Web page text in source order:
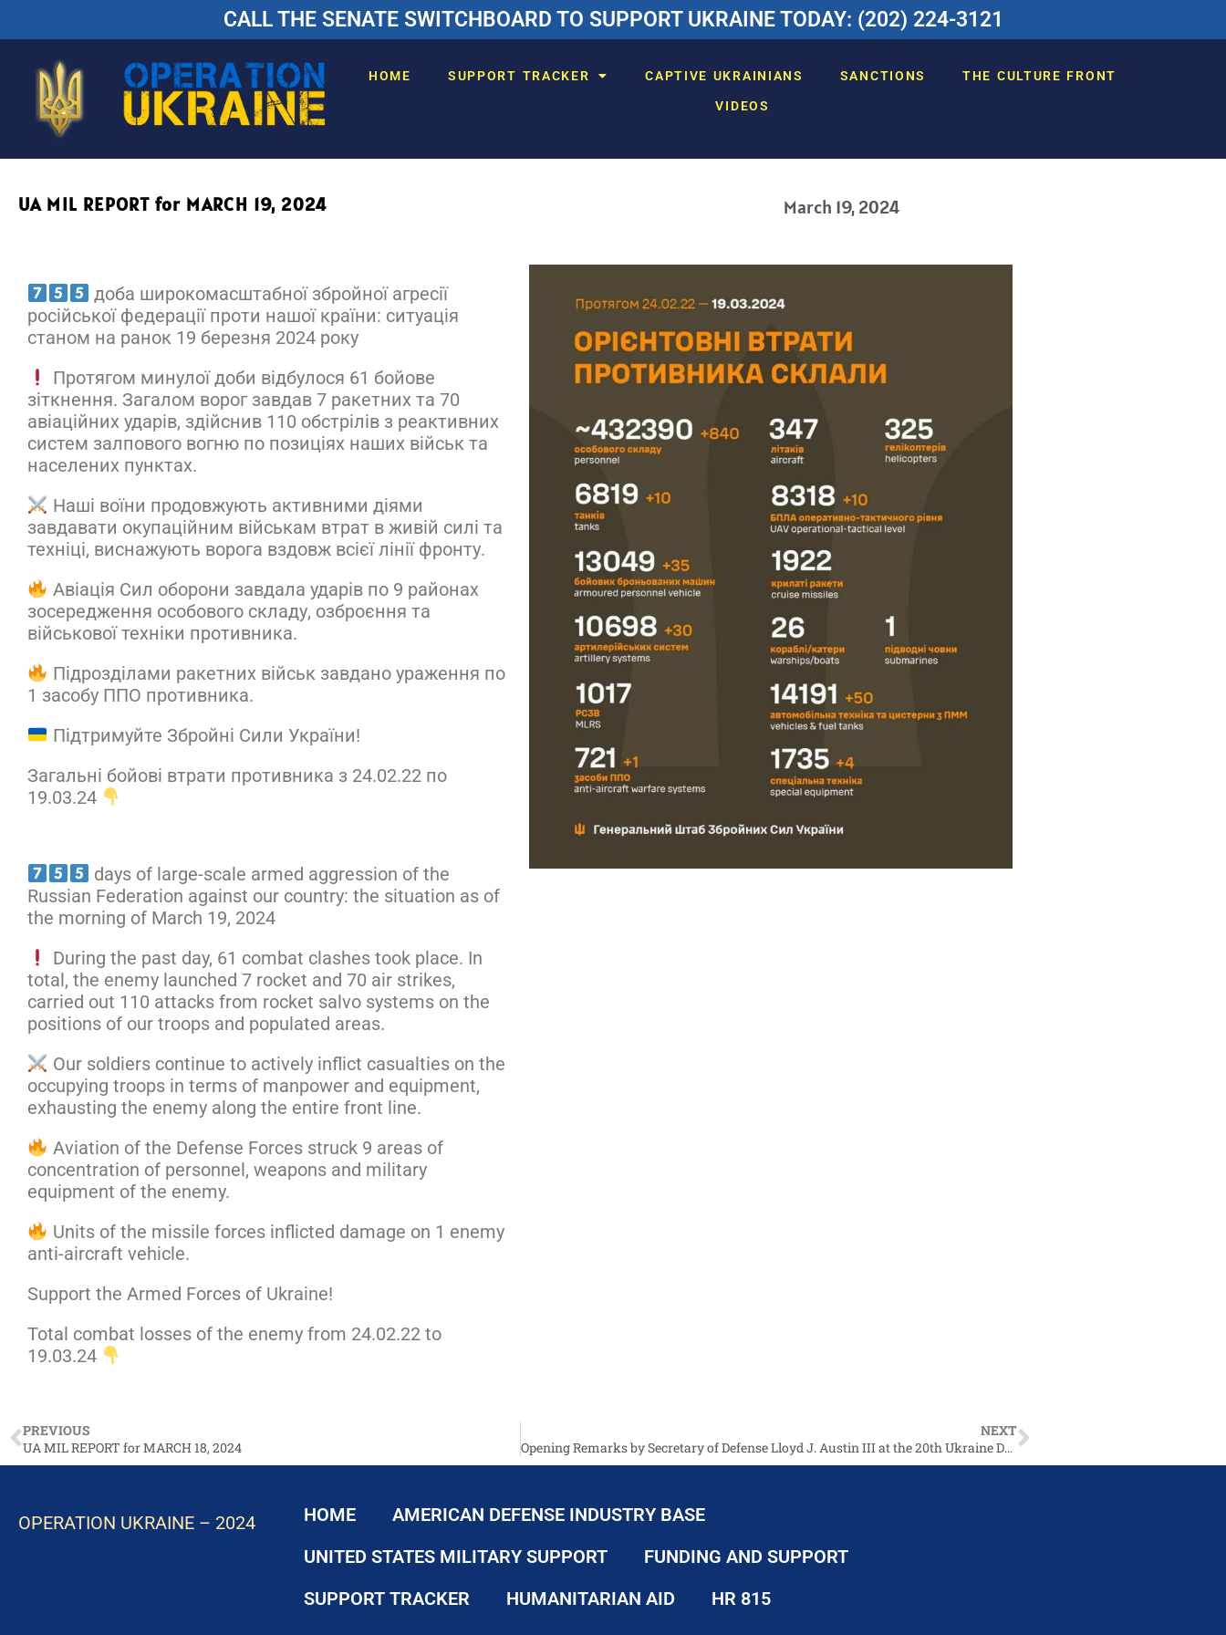
CALL THE SENATE SWITCHBOARD TO SUPPORT UKRAINE TODAY: (202) 224-3121
HOME SUPPORT TRACKER CAPTIVE UKRAINIANS SANCTIONS THE CULTURE FRONT
VIDEOS
UA MIL REPORT for MARCH 19, 2024 March 19, 2024
доба широкомасштабної збройної агресії
російської федерації проти нашої країни: ситуація
станом на ранок 19 березня 2024 року
Протягом минулої доби відбулося 61 бойове
зіткнення. Загалом ворог завдав 7 ракетних та 70
авіаційних ударів, здійснив 110 обстрілів з реактивних
систем залпового вогню по позиціях наших військ та
населених пунктах.
Наші воїни продовжують активними діями
завдавати окупаційним військам втрат в живій силі та
техніці, виснажують ворога вздовж всієї лінії фронту.
Авіація Сил оборони завдала ударів по 9 районах
зосередження особового складу, озброєння та
військової техніки противника.
Підрозділами ракетних військ завдано ураження по
1 засобу ППО противника.
Підтримуйте Збройні Сили України!
Загальні бойові втрати противника з 24.02.22 по
19.03.24
days of large-scale armed aggression of the
Russian Federation against our country: the situation as of
the morning of March 19, 2024
During the past day, 61 combat clashes took place. In
total, the enemy launched 7 rocket and 70 air strikes,
carried out 110 attacks from rocket salvo systems on the
positions of our troops and populated areas.
Our soldiers continue to actively inflict casualties on the
occupying troops in terms of manpower and equipment,
exhausting the enemy along the entire front line.
Aviation of the Defense Forces struck 9 areas of
concentration of personnel, weapons and military
equipment of the enemy.
Units of the missile forces inflicted damage on 1 enemy
anti-aircraft vehicle.
Support the Armed Forces of Ukraine!
Total combat losses of the enemy from 24.02.22 to
19.03.24
PREVIOUS
UA MIL REPORT for MARCH 18, 2024
NEXT
Opening Remarks by Secretary of Defense Lloyd J. Austin III at the 20th Ukraine Defense Contact Group (As Delivered)
OPERATION UKRAINE – 2024 HOME
AMERICAN DEFENSE INDUSTRY BASE
UNITED STATES MILITARY SUPPORT
FUNDING AND SUPPORT
SUPPORT TRACKER
HUMANITARIAN AID HR 815